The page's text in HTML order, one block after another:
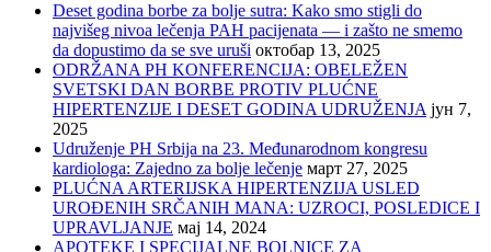
Deset godina borbe za bolje sutra: Kako smo stigli do
najvišeg nivoa lečenja PAH pacijenata — i zašto ne smemo
da dopustimo da se sve uruši октобар 13, 2025
ODRŽANA PH KONFERENCIJA: OBELEŽEN
SVETSKI DAN BORBE PROTIV PLUĆNE
HIPERTENZIJE I DESET GODINA UDRUŽENJA јун 7,
2025
Udruženje PH Srbija na 23. Međunarodnom kongresu
kardiologa: Zajedno za bolje lečenje март 27, 2025
PLUĆNA ARTERIJSKA HIPERTENZIJA USLED
UROĐENIH SRČANIH MANA: UZROCI, POSLEDICE I
UPRAVLJANJE мај 14, 2024
APOTEKE I SPECIJALNE BOLNICE ZA